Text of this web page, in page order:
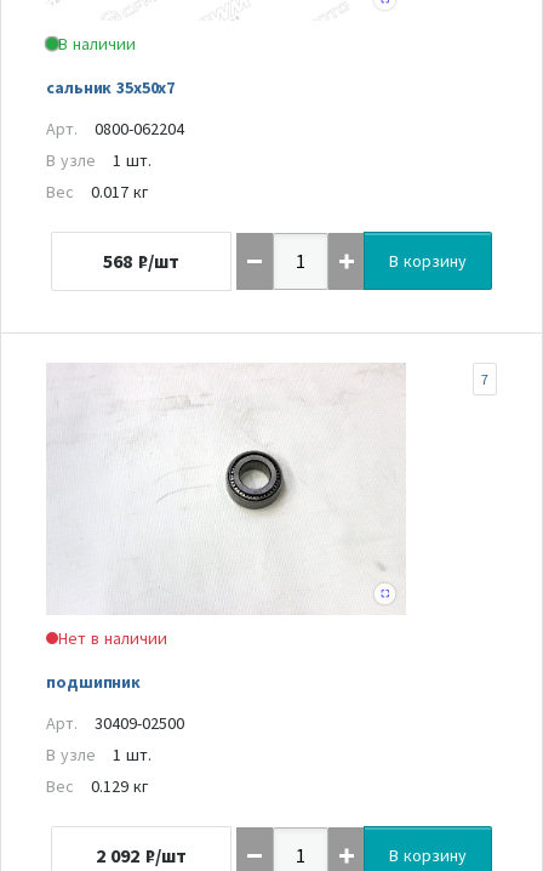
В наличии
сальник 35х50х7
Арт.
0800-062204
В узле
1 шт.
Вес
0.017 кг
568 ₽/шт В корзину
Нет в наличии
подшипник
7
Арт.
30409-02500
В узле
1 шт.
Вес
0.129 кг
2 092 ₽/шт В корзину